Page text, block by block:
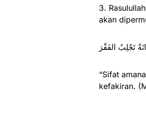
3.
akan
تَجْلِبُ الفَقْرَ
“Sifat
kefakiran.